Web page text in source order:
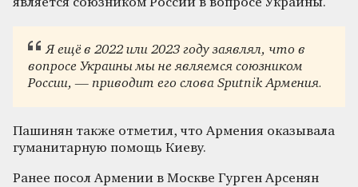
Я ещё в 2022 или 2023 году заявлял, что в
вопросе Украины мы не являемся союзником
России, — приводит его слова Sputnik Армения.
Пашинян также отметил, что Армения оказывала
гуманитарную помощь Киеву.
Ранее посол Армении в Москве Гурген Арсенян